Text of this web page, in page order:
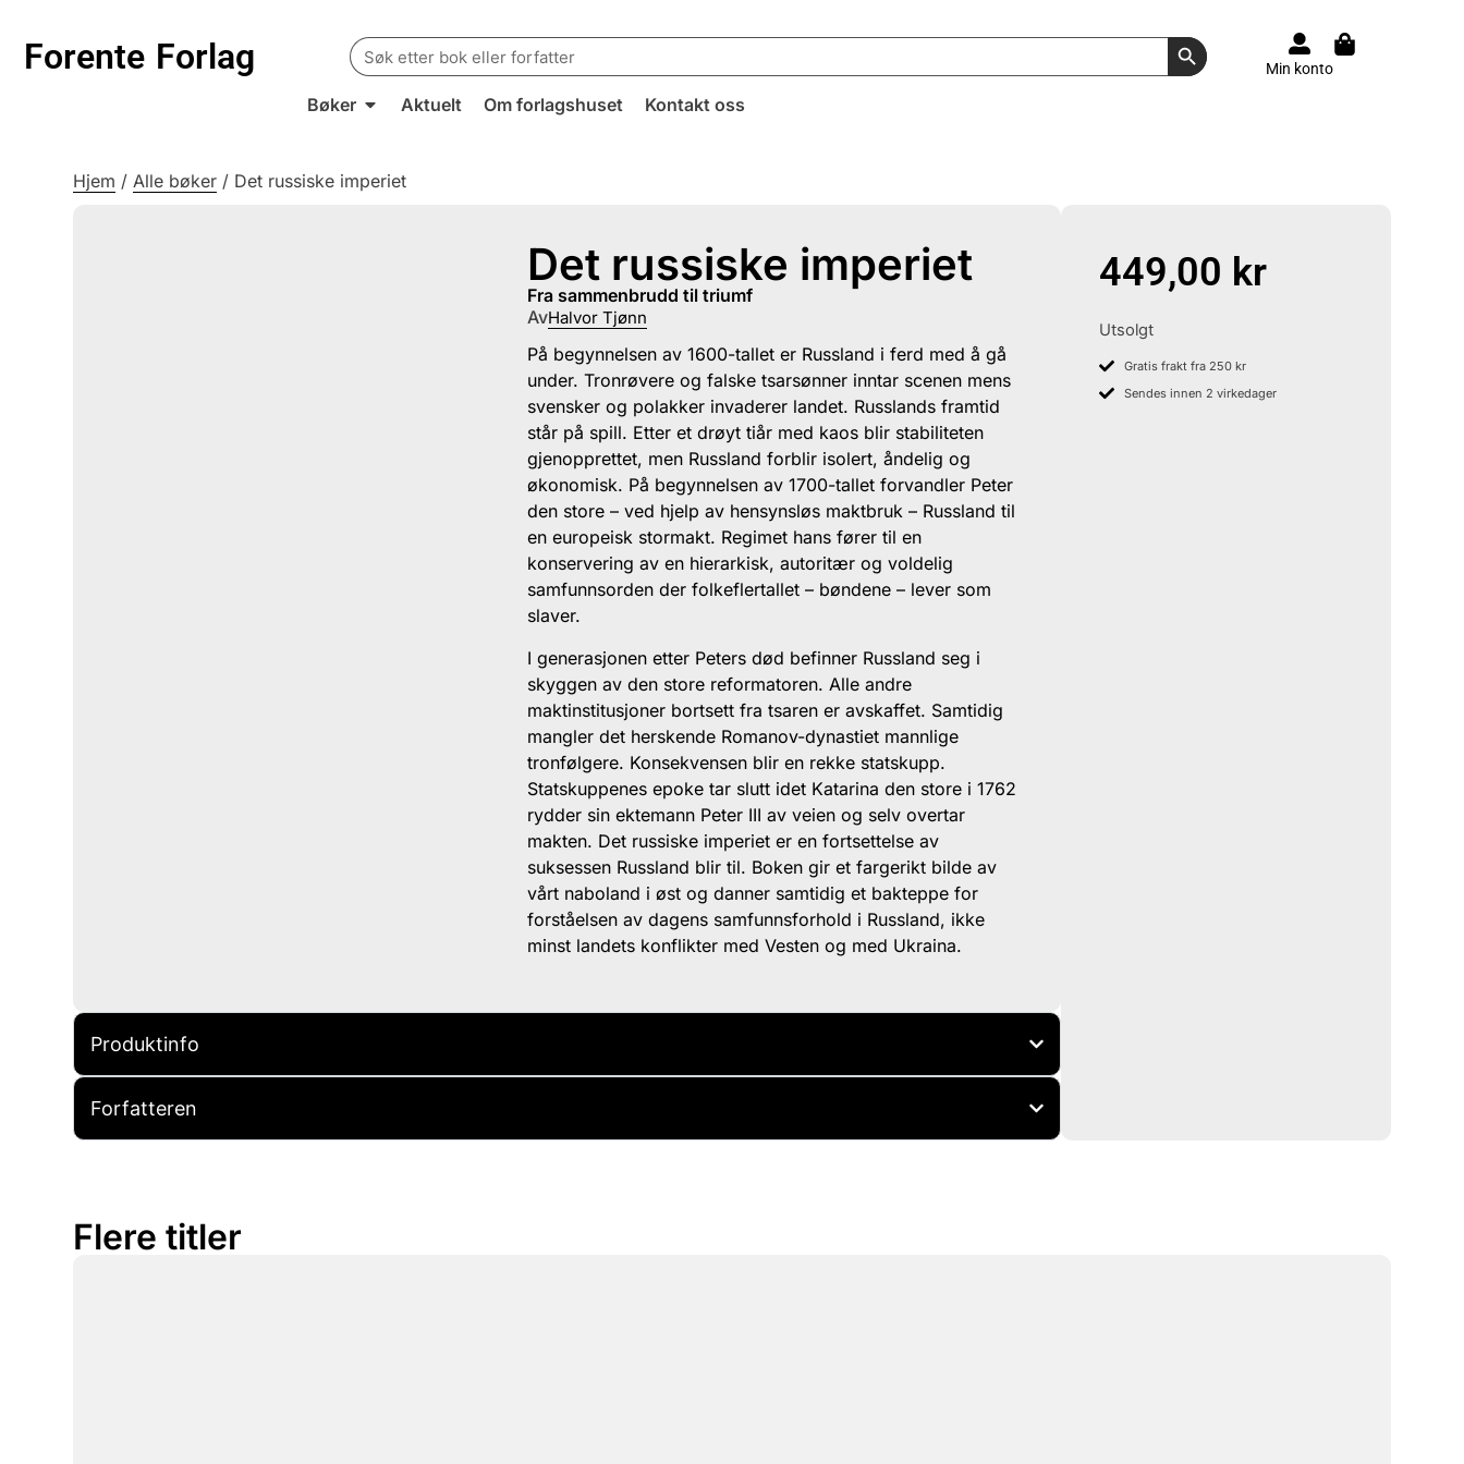
Forente Forlag
Search
for:
Search Button
Min konto
Bøker Aktuelt Om forlagshuset Kontakt oss
Hjem /Alle bøker / Det russiske imperiet
Det russiske imperiet
fra sammenbrudd til triumf
AvHalvor Tjønn
På begynnelsen av 1600-tallet er Russland i ferd med å gå
under. Tronrøvere og falske tsarsønner inntar scenen mens
svensker og polakker invaderer landet. Russlands framtid
står på spill. Etter et drøyt tiår med kaos blir stabiliteten
gjenopprettet, men Russland forblir isolert, åndelig og
økonomisk. På begynnelsen av 1700-tallet forvandler Peter
den store – ved hjelp av hensynsløs maktbruk – Russland til
en europeisk stormakt. Regimet hans fører til en
konservering av en hierarkisk, autoritær og voldelig
samfunnsorden der folkeflertallet – bøndene – lever som
slaver.
I generasjonen etter Peters død befinner Russland seg i
skyggen av den store reformatoren. Alle andre
maktinstitusjoner bortsett fra tsaren er avskaffet. Samtidig
mangler det herskende Romanov-dynastiet mannlige
tronfølgere. Konsekvensen blir en rekke statskupp.
Statskuppenes epoke tar slutt idet Katarina den store i 1762
rydder sin ektemann Peter III av veien og selv overtar
makten. Det russiske imperiet er en fortsettelse av
suksessen Russland blir til. Boken gir et fargerikt bilde av
vårt naboland i øst og danner samtidig et bakteppe for
forståelsen av dagens samfunnsforhold i Russland, ikke
minst landets konflikter med Vesten og med Ukraina.
Produktinfo
Forfatteren
449,00 kr
Utsolgt
Gratis frakt fra 250 kr
Sendes innen 2 virkedager
Flere titler